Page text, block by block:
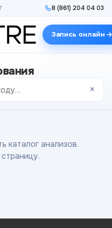
8 (861) 204 04 03
Запись онлайн
×
каталог анализов.